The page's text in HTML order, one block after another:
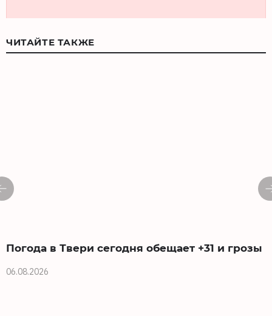
ЧИТАЙТЕ ТАКЖЕ
Погода в Твери сегодня обещает +31 и грозы
06.08.2026